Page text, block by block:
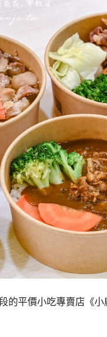
的平價小吃專賣店《